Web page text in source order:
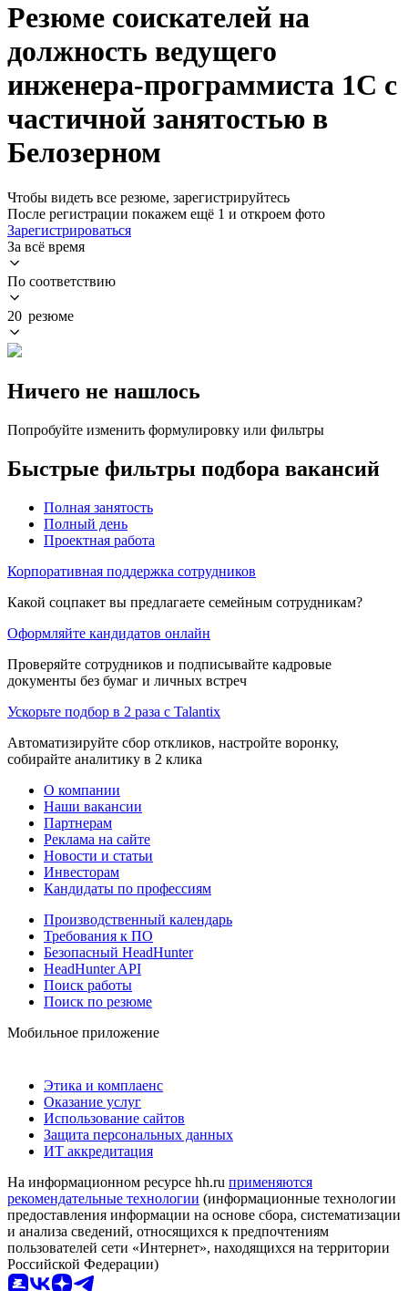
Резюме соискателей на
должность ведущего
инженера-программиста 1С с
частичной занятостью в
Белозерном
Чтобы видеть все резюме, зарегистрируйтесь
После регистрации покажем ещё 1 и откроем фото
Зарегистрироваться
За всё время
По соответствию
20 резюме
Ничего не нашлось
Попробуйте изменить формулировку или фильтры
Быстрые фильтры подбора вакансий
Полная занятость
Полный день
Проектная работа
Корпоративная поддержка сотрудников
Какой соцпакет вы предлагаете семейным сотрудникам?
Оформляйте кандидатов онлайн
Проверяйте сотрудников и подписывайте кадровые
документы без бумаг и личных встреч
Ускорьте подбор в 2 раза с Talantix
Автоматизируйте сбор откликов, настройте воронку,
собирайте аналитику в 2 клика
О компании
Наши вакансии
Партнерам
Реклама на сайте
Новости и статьи
Инвесторам
Кандидаты по профессиям
Производственный календарь
Требования к ПО
Безопасный HeadHunter
HeadHunter API
Поиск работы
Поиск по резюме
Мобильное приложение
Этика и комплаенс
Оказание услуг
Использование сайтов
Защита персональных данных
ИТ аккредитация
На информационном ресурсе hh.ru применяются
рекомендательные технологии (информационные технологии
предоставления информации на основе сбора, систематизации
и анализа сведений, относящихся к предпочтениям
пользователей сети «Интернет», находящихся на территории
Российской Федерации)